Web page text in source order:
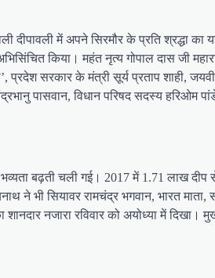
दीपावली में अपने सिरमौर के प्रति श्रद्धा
किया। महंत नृत्य गोपाल दास जी
प्रदेश सरकार के मंत्री सूर्य प्रताप शाही,
पासवान, विधान परिषद सदस्य
भव्यता बढ़ती चली गई। 2017 में 1.71 लाख
ने भी सियावर रामचंद्र भगवान, भारत
नजारा रविवार को अयोध्या में दिखा।